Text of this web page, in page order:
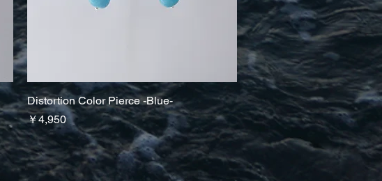
クイックビュー
Distortion Color Pierce -Blue-
価格
￥4,950